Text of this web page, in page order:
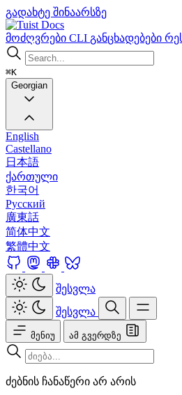
გადახტე შინაარსზე
Docs
მოძღვრები CLI განცხადებები
⌘K
Georgian
English
Castellano
日本語
ქართული
한국어
Русский
廣東話
简体中文
繁體中文
შესვლა
შესვლა
მენიუ ამ გვერდზე
ძებნის ჩანაწერი არ არის